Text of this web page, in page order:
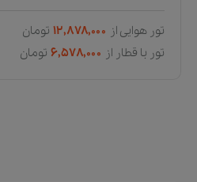
تور هوایی از ۱۲,۸۷۸,۰۰۰ تومان
تور با قطار از ۶,۵۷۸,۰۰۰ تومان